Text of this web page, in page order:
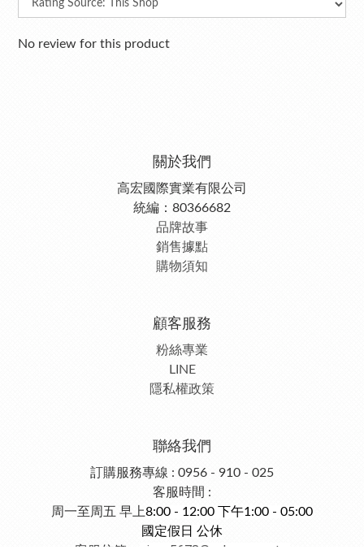
No review for this product
關於我們
高宏國際實業有限公司
統編：80366682
品牌故事
銷售據點
購物須知
顧客服務
粉絲專業
LINE
隱私權政策
聯絡我們
訂購服務專線 : 0956 - 910 - 025
客服時間 :
周一至周五 早上8:00 - 12:00 下午1:00 - 05:00
國定假日 公休
客服信箱：
gina_5678@yahoo.com.tw